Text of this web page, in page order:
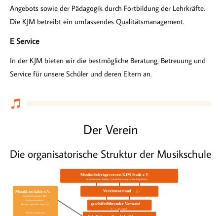
Angebots sowie der Pädagogik durch Fortbildung der Lehrkräfte.
Die KJM betreibt ein umfassendes Qualitäts­management.
E Service
In der KJM bieten wir die bestmögliche Beratung, Betreuung und
Service für unsere Schüler und deren Eltern an.
Der Verein
Die organisatorische Struktur der Musikschule